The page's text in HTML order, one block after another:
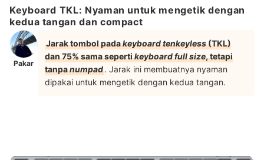
Keyboard TKL: Nyaman untuk mengetik dengan
kedua tangan dan compact
Pakar
Jarak tombol padakeyboard tenkeyless(TKL)
dan 75% sama sepertikeyboard full size, tetapi
tanpanumpad. Jarak ini membuatnya nyaman
dipakai untuk mengetik dengan kedua tangan.